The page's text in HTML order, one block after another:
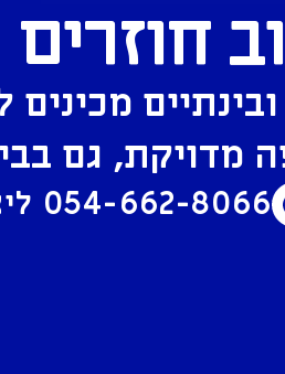
חוזרים
מכינים
מדויקת, גם
054-662-8066